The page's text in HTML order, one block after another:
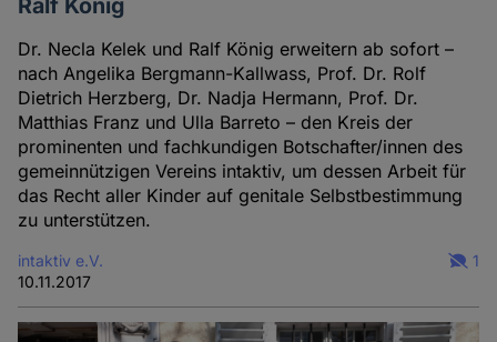
Ralf König
Dr. Necla Kelek und Ralf König erweitern ab sofort –
nach Angelika Bergmann-Kallwass, Prof. Dr. Rolf
Dietrich Herzberg, Dr. Nadja Hermann, Prof. Dr.
Matthias Franz und Ulla Barreto – den Kreis der
prominenten und fachkundigen Botschafter/innen des
gemeinnützigen Vereins intaktiv, um dessen Arbeit für
das Recht aller Kinder auf genitale Selbstbestimmung
zu unterstützen.
intaktiv e.V.
10.11.2017
1